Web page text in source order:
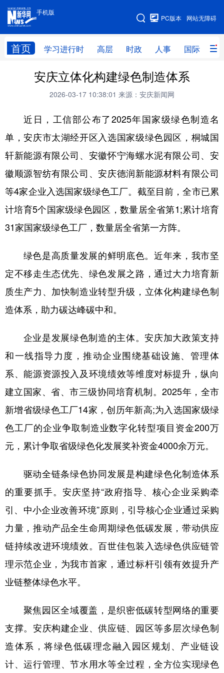
手机版
网站无障碍
PC版本
首页 学习进行时 高层 时政 人事 国际 财
手机版
网站地图
学习进行时 高层 时政 人事
财经 网评
台湾 思客智库 全球连线 教育
科技 科创 量子 体育
文化 书画 健康 军事
访谈 视频 图片 政务
食品 人居 信息化
彩票 娱乐 时尚 悦读
公益 一带一路
地方频道
北京 天津 河北 山西
辽宁 吉林 上海 江苏
浙江 安徽 福建 江西
山东 河南 湖北 湖南
广东 广西 海南 重庆
四川 贵州 云南 西藏
陕西 甘肃 青海 宁夏
新疆 内蒙古 黑龙江
Русский язык 日本語 한국어
安庆立体化构建绿色制造体系
2026-03-17 10:38:01 来源：安庆新闻网
近日，工信部公布了2025年国家级绿色制造名
单，安庆市太湖经开区入选国家级绿色园区，桐城国
轩新能源有限公司、安徽怀宁海螺水泥有限公司、安
徽顺源智纺有限公司、安庆德润新能源材料有限公司
等4家企业入选国家级绿色工厂。截至目前，全市已累
计培育5个国家级绿色园区，数量居全省第1;累计培育
31家国家级绿色工厂，数量居全省第一方阵。
绿色是高质量发展的鲜明底色。近年来，我市坚
定不移走生态优先、绿色发展之路，通过大力培育新
质生产力、加快制造业转型升级，立体化构建绿色制
造体系，助力碳达峰碳中和。
企业是发展绿色制造的主体。安庆加大政策支持
和一线指导力度，推动企业围绕基础设施、管理体
系、能源资源投入及环境绩效等维度对标提升，纵向
建立国家、省、市三级协同培育机制。2025年，全市
新增省级绿色工厂14家，创历年新高;为入选国家级绿
色工厂的企业争取制造业数字化转型项目资金200万
元，累计争取省级绿色化发展奖补资金4000余万元。
驱动全链条绿色协同发展是构建绿色化制造体系
的重要抓手。安庆坚持“政府指导、核心企业采购牵
引、中小企业改善环境”原则，引导核心企业通过采购
力量，推动产品全生命周期绿色低碳发展，带动供应
链持续改进环境绩效。百世佳包装入选绿色供应链管
理示范企业，为我市首家，通过标杆引领有效提升产
业链整体绿色水平。
聚焦园区全域覆盖，是织密低碳转型网络的重要
支撑。安庆构建企业、供应链、园区等多层次绿色制
造体系，将绿色低碳理念融入园区规划、产业链设
计、运行管理、节水用水等全过程，全方位实现绿色